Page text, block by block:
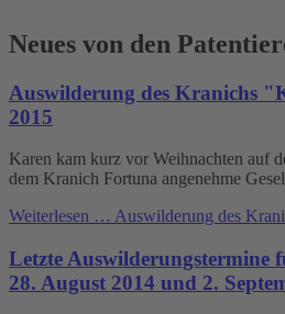
Neues von den
Auswilderung des Kranichs
2015
Karen kam kurz vor Weihnachten auf
dem Kranich Fortuna angenehme
Weiterlesen … Auswilderung des
Letzte Auswilderungstermine
28. August 2014 und 2.